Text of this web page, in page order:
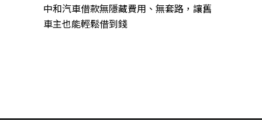
中和汽車借款無隱藏費用、無套路，讓舊
車主也能輕鬆借到錢